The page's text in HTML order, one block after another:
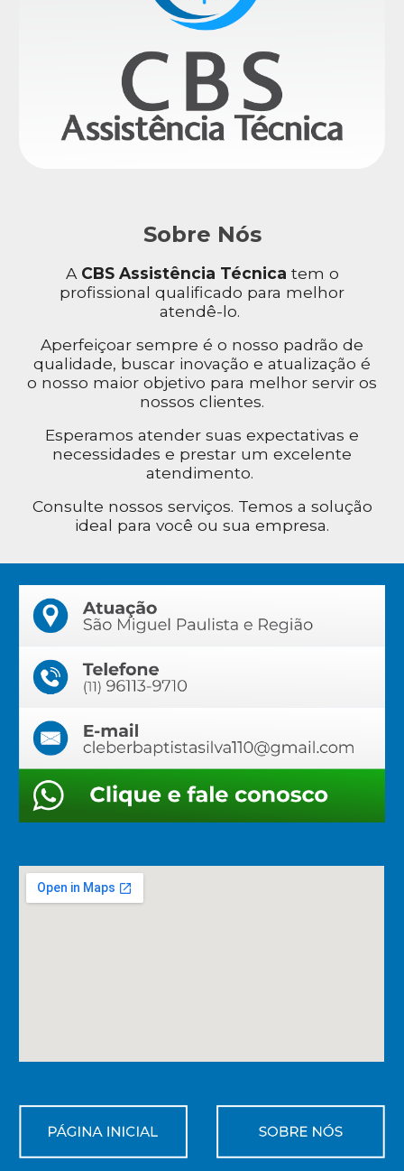
Sobre Nós
A CBS Assistência Técnica tem o
profissional qualificado para melhor
atendê-lo.
Aperfeiçoar sempre é o nosso padrão de
qualidade, buscar inovação e atualização é
o nosso maior objetivo para melhor servir os
nossos clientes.
Esperamos atender suas expectativas e
necessidades e prestar um excelente
atendimento.
Consulte nossos serviços. Temos a solução
ideal para você ou sua empresa.